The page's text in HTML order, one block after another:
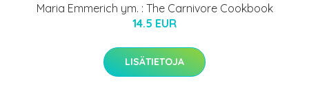
Maria Emmerich ym. : The Carnivore Cookbook
14.5 EUR
LISÄTIETOJA